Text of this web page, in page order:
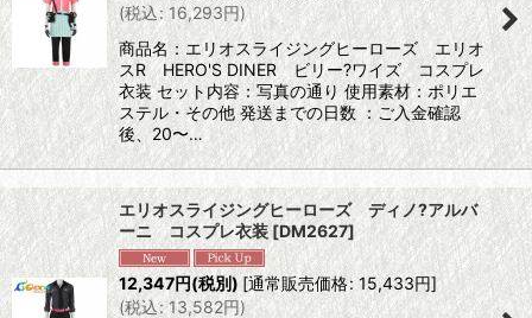
(税込: 16,293円)
商品名：エリオスライジングヒーローズ エリオ
スR HERO'S DINER ビリー?ワイズ コスプレ
衣装 セット内容：写真の通り 使用素材：ポリエ
ステル・その他 発送までの日数 ：ご入金確認
後、20〜…
エリオスライジングヒーローズ ディノ?アルバ
ーニ コスプレ衣装 [DM2627]
12,347円(税別) [通常販売価格: 15,433円]
(税込: 13,582円)